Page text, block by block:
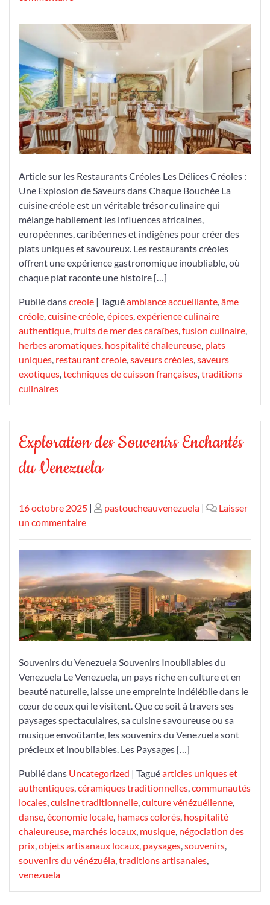
les
Délices
d’un
Restaurant
Créole:
Une
Explosion
de
Saveurs
à
Article sur les Restaurants Créoles Les Délices Créoles :
Une Explosion de Saveurs dans Chaque Bouchée La
cuisine créole est un véritable trésor culinaire qui
mélange habilement les influences africaines,
européennes, caribéennes et indigènes pour créer des
plats uniques et savoureux. Les restaurants créoles
offrent une expérience gastronomique inoubliable, où
chaque plat raconte une histoire […]
Publié danscreole | Taguéambiance accueillante,âme
créole,cuisine créole,épices,expérience culinaire
authentique,fruits de mer des caraïbes,fusion culinaire,
herbes aromatiques, hospitalité chaleureuse, plats
uniques, restaurant creole,saveurs créoles,saveurs
exotiques,techniques de cuisson françaises,traditions
culinaires
Exploration des Souvenirs Enchantés
du Venezuela
Publié
le
16 octobre 2025 | Publié
pastoucheauvenezuela |
Laisser
un commentairesur
des
Souvenirs
Enchantés
du
Venezuela
Souvenirs du Venezuela Souvenirs Inoubliables du
Venezuela Le Venezuela, un pays riche en culture et en
beauté naturelle, laisse une empreinte indélébile dans le
cœur de ceux qui le visitent. Que ce soit à travers ses
paysages spectaculaires, sa cuisine savoureuse ou sa
musique envoûtante, les souvenirs du Venezuela sont
précieux et inoubliables. Les Paysages […]
Publié dans Uncategorized | Taguéarticles uniques et
authentiques,céramiques traditionnelles,communautés
locales,cuisine traditionnelle,culture vénézuélienne,
danse,économie locale, hamacs colorés, hospitalité
chaleureuse, marchés locaux, musique, négociation des
prix,objets artisanaux locaux, paysages,souvenirs,
souvenirs du vénézuéla,traditions artisanales,
venezuela